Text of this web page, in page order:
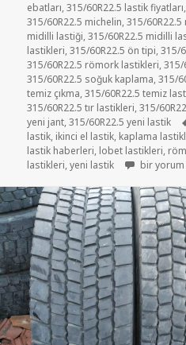
ebatları,315/60R22.5 lastik fiyatları
315/60R22.5 michelin,315/
midilli lastiği,315/60R22.5 midilli
lastikleri,315/60R22.5 ön tipi,315/
315/60R22.5 römork lastikleri,315/
315/60R22.5 soğuk kaplama,315/
temiz çıkma,315/60R22.5 temiz
315/60R22.5 tır lastikleri,315/
yeni jant,315/60R22.5 yeni lastik
lastik, ikinci el lastik, kaplama
lastik haberleri, lobet lastikleri,
lastikleri,yeni lastik 315-60-
bir yorum